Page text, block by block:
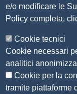
Statuto
CSR Piemonte
AlpMed - le
ADR Piemonte
e/o modificare le
Policy completa,
Cookie tecnici
Cookie necessari
analitici
Cookie per la
tramite piattaforme